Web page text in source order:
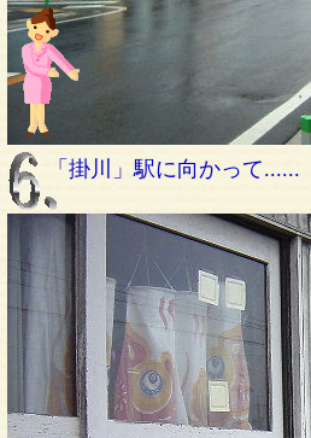
「掛川」駅に向かって......